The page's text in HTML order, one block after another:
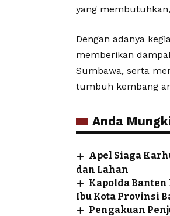
yang
Dengan adanya
memberikan
Sumbawa, serta
tumbuh kembang
Anda
Apel Siaga
dan Lahan
Kapolda
Ibu Kota Provinsi
Pengakuan